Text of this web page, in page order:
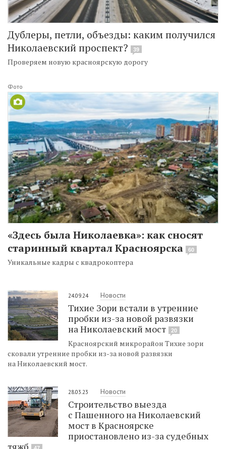
Дублеры, петли, объезды: каким получился
Николаевский проспект?
39
Проверяем новую красноярскую дорогу
Фото
«Здесь была Николаевка»: как сносят
старинный квартал Красноярска
60
Уникальные кадры с квадрокоптера
24.09.24 Новости
Тихие Зори встали в утренние
пробки из-за новой развязки
на Николаевский мост
20
Красноярский микрорайон Тихие зори
сковали утренние пробки из-за новой развязки
на Николаевский мост.
28.03.23 Новости
Строительство выезда
с Пашенного на Николаевский
мост в Красноярске
приостановлено из-за судебных
тяжб